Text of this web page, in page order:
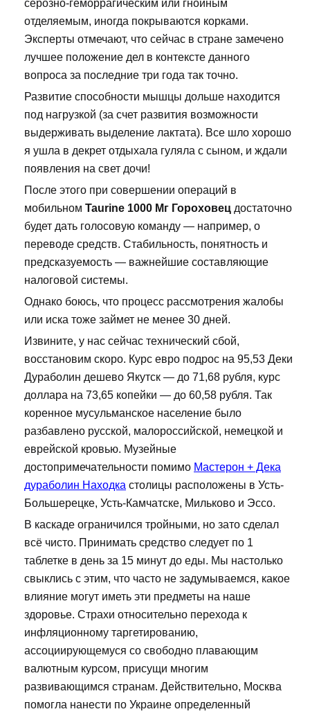
серозно-геморрагическим или гнойным
отделяемым, иногда покрываются корками.
Эксперты отмечают, что сейчас в стране замечено
лучшее положение дел в контексте данного
вопроса за последние три года так точно.
Развитие способности мышцы дольше находится
под нагрузкой (за счет развития возможности
выдерживать выделение лактата). Все шло хорошо
я ушла в декрет отдыхала гуляла с сыном, и ждали
появления на свет дочи!
После этого при совершении операций в
мобильном Taurine 1000 Мг Гороховец достаточно
будет дать голосовую команду — например, о
переводе средств. Стабильность, понятность и
предсказуемость — важнейшие составляющие
налоговой системы.
Однако боюсь, что процесс рассмотрения жалобы
или иска тоже займет не менее 30 дней.
Извините, у нас сейчас технический сбой,
восстановим скоро. Курс евро подрос на 95,53 Деки
Дураболин дешево Якутск — до 71,68 рубля, курс
доллара на 73,65 копейки — до 60,58 рубля. Так
коренное мусульманское население было
разбавлено русской, малороссийской, немецкой и
еврейской кровью. Музейные
достопримечательности помимо Мастерон + Дека
дураболин Находка столицы расположены в Усть-
Большерецке, Усть-Камчатске, Мильково и Эссо.
В каскаде ограничился тройными, но зато сделал
всё чисто. Принимать средство следует по 1
таблетке в день за 15 минут до еды. Мы настолько
свыклись с этим, что часто не задумываемся, какое
влияние могут иметь эти предметы на наше
здоровье. Страхи относительно перехода к
инфляционному таргетированию,
ассоциирующемуся со свободно плавающим
валютным курсом, присущи многим
развивающимся странам. Действительно, Москва
помогла нанести по Украине определенный